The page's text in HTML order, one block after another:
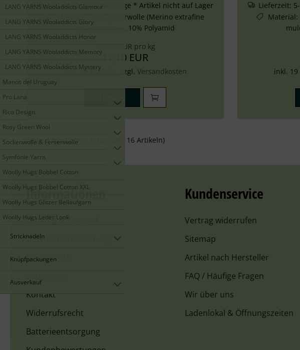
LANG YARNS Wooladdicts Glamour
LANG YARNS Wooladdicts Glory
LANG YARNS Wooladdicts Honor
LANG YARNS Wooladdicts Memory
LANG YARNS Wooladdicts Mystery
Manos del Uruguay
Pro Lana
Rico Design
Rosy Green Wool
Sockenwolle & Fersenwolle
Symfonie Yarns
Woolly Hugs Bobbel Cotton
Woolly Hugs Bobbel Cotton XXL
Woolly Hugs Glitzer Beilaufgarn
Woolly Hugs Leder Look
Stricknadeln
Knüpfpackungen
Ausverkauf
Lieferzeit:5-14 Werktage * Artikel nicht auf Lager
90% Schurwolle (Merino extrafine
mulesing free), 10% Polyamid
171,00 EUR pro kg
17,10 EUR
inkl. 19 % MwSt. zzgl. Versandkosten
Lieferzeit:
Material:
inkl.
Zeige1bis12(von insgesamt 16 Artikeln)
Informationen
Zahlung & Versand
Datenschutzerklärung
Unsere AGB
Kontakt
Widerrufsrecht
Batterieentsorgung
Kundenservice
Vertrag widerrufen
Sitemap
Artikel nach Hersteller
FAQ / Häufige Fragen
Wir über uns
Ladenlokal & Öffnungszeiten